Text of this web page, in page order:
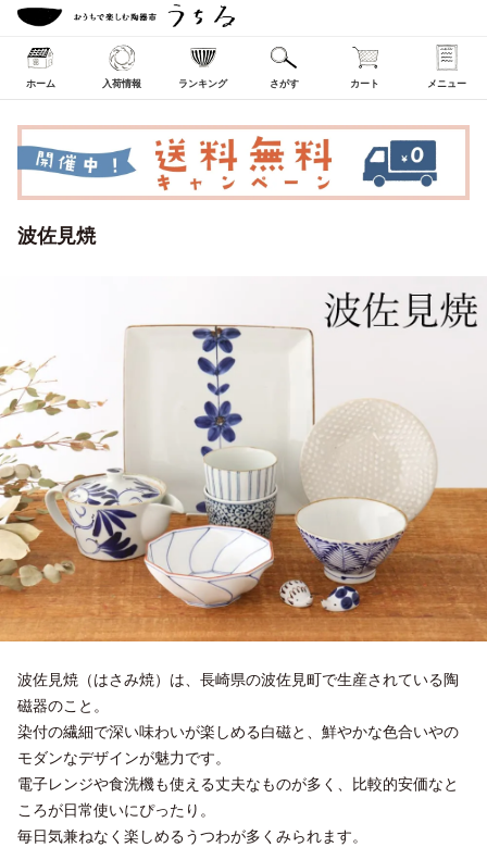
ホーム 入荷情報 ランキング さがす カート メニュー
波佐見焼
波佐見焼（はさみ焼）は、長崎県の波佐見町で生産されている陶
磁器のこと。
染付の繊細で深い味わいが楽しめる白磁と、鮮やかな色合いやの
モダンなデザインが魅力です。
電子レンジや食洗機も使える丈夫なものが多く、比較的安価なと
ころが日常使いにぴったり。
毎日気兼ねなく楽しめるうつわが多くみられます。